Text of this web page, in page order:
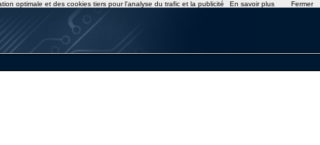
optimale et des cookies tiers pour l'analyse du trafic et la publicité En savoir plus Fermer